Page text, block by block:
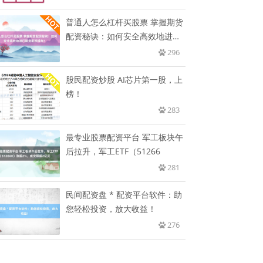
普通人怎么杠杆买股票 掌握期货
配资秘诀：如何安全高效地进行
296
股民配资炒股 AI芯片第一股，上
榜！
283
最专业股票配资平台 军工板块午
后拉升，军工ETF（51266
281
民间配资盘 * 配资平台软件：助
您轻松投资，放大收益！
276